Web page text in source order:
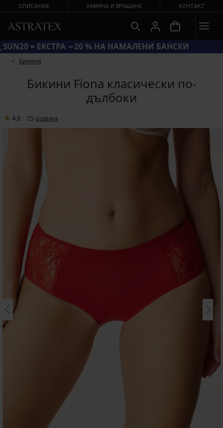
СПИСАНИЕ ЗАМЯНА И ВРЪЩАНЕ КОНТАКТ
КОД SUN20 = ЕКСТРА −20 % НА НАМАЛЕНИ БАНСКИ
Бикини
Бикини Fiona класически по-
дълбоки
4,8 25 oценка